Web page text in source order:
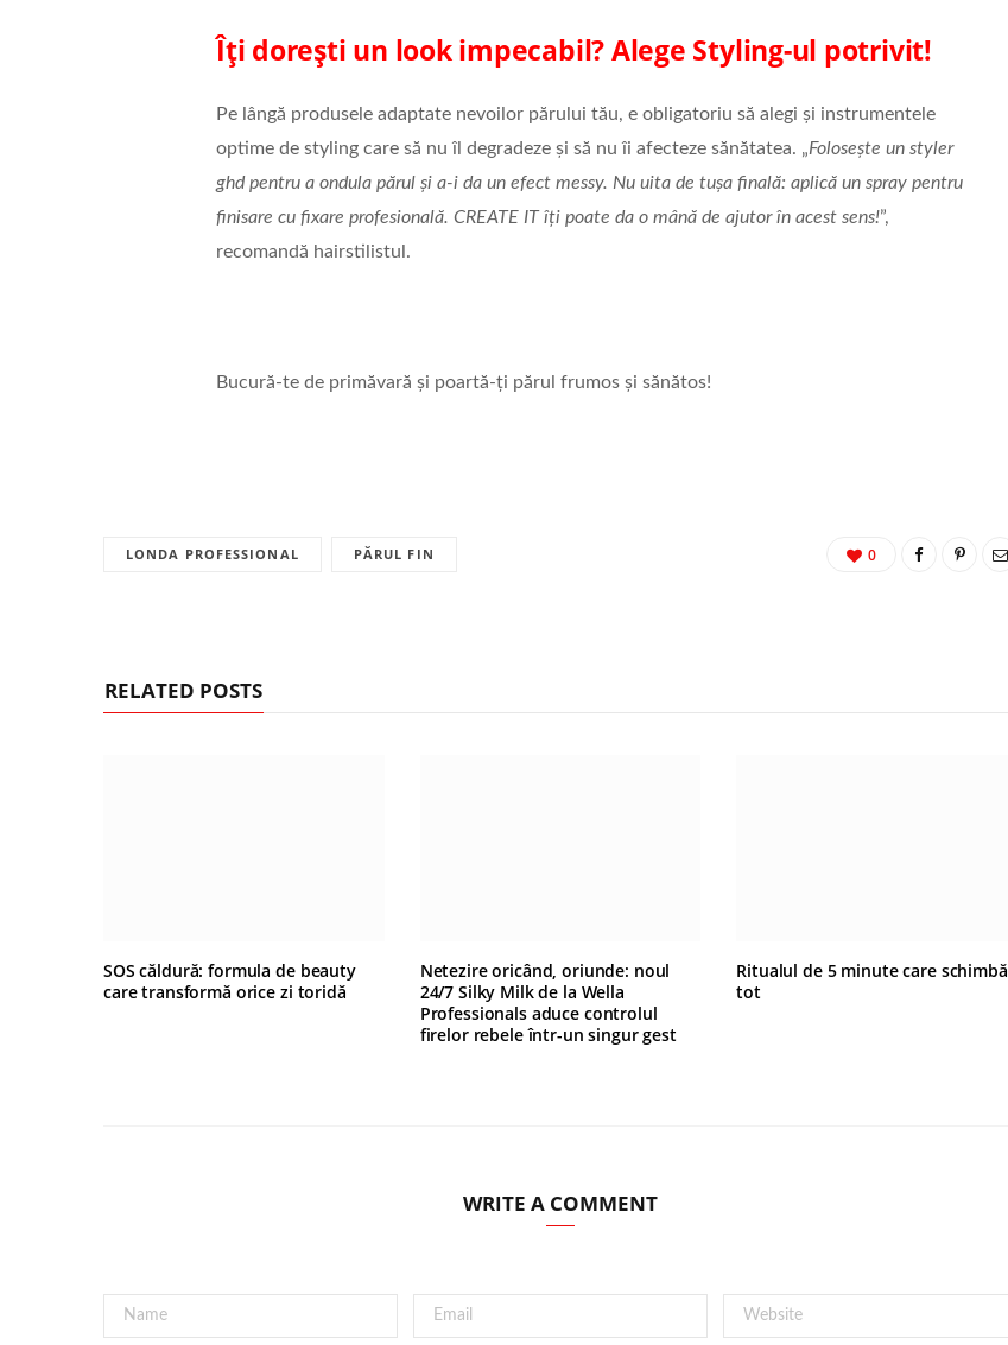
Îți dorești un look impecabil? Alege Styling-ul potrivit!
Pe lângă produsele adaptate nevoilor părului tău, e obligatoriu să alegi și instrumentele
optime de styling care să nu îl degradeze și să nu îi afecteze sănătatea. „Folosește un styler
ghd pentru a ondula părul și a-i da un efect messy. Nu uita de tușa finală: aplică un spray pentru
finisare cu fixare profesională. CREATE IT îți poate da o mână de ajutor în acest sens!”,
recomandă hairstilistul.
Bucură-te de primăvară și poartă-ți părul frumos și sănătos!
LONDA PROFESSIONAL PĂRUL FIN 0
RELATED POSTS
SOS căldură: formula de beauty
care transformă orice zi toridă
Netezire oricând, oriunde: noul
24/7 Silky Milk de la Wella
Professionals aduce controlul
firelor rebele într-un singur gest
Ritualul de 5 minute care schimbă
tot
WRITE A COMMENT